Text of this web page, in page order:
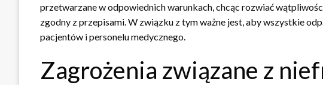
przetwarzane w odpowiednich warunkach, chcąc rozwiać
zgodny z przepisami. W związku z tym ważne jest, aby wszystkie
pacjentów i personelu medycznego.
Zagrożenia związane z